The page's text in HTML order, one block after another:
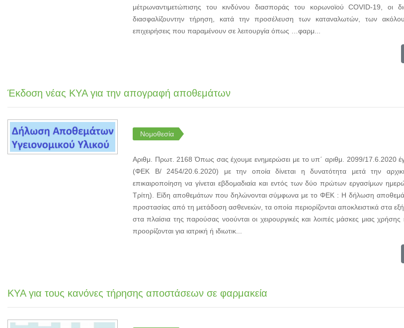
μέτρωναντιμετώπισης του κινδύνου διασποράς του κορωνοϊού COVID-19, οι
διασφαλίζουντην τήρηση, κατά την προσέλευση των καταναλωτών, των
επιχειρήσεις που παραμένουν σε λειτουργία όπως …φαρμ...
Έκδοση νέας ΚΥΑ για την απογραφή αποθεμάτων
Νομοθεσία
Αριθμ. Πρωτ. 2168 Όπως σας έχουμε ενημερώσει με το υπ΄ αριθμ. 2099/17.6.2020
(ΦΕΚ Β/ 2454/20.6.2020) με την οποία δίνεται η δυνατότητα μετά την
επικαιροποίηση να γίνεται εβδομαδιαία και εντός των δύο πρώτων εργασίμων
Τρίτη). Είδη αποθεμάτων που δηλώνονται σύμφωνα με το ΦΕΚ : Η δήλωση
προστασίας από τη μετάδοση ασθενειών, τα οποία περιορίζονται αποκλειστικά στα
στα πλαίσια της παρούσας νοούνται οι χειρουργικές και λοιπές μάσκες μιας
προορίζονται για ιατρική ή ιδιωτικ...
ΚΥΑ για τους κανόνες τήρησης αποστάσεων σε φαρμακεία